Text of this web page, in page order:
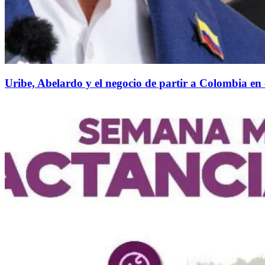
Uribe, Abelardo y el negocio de partir a Colombia en